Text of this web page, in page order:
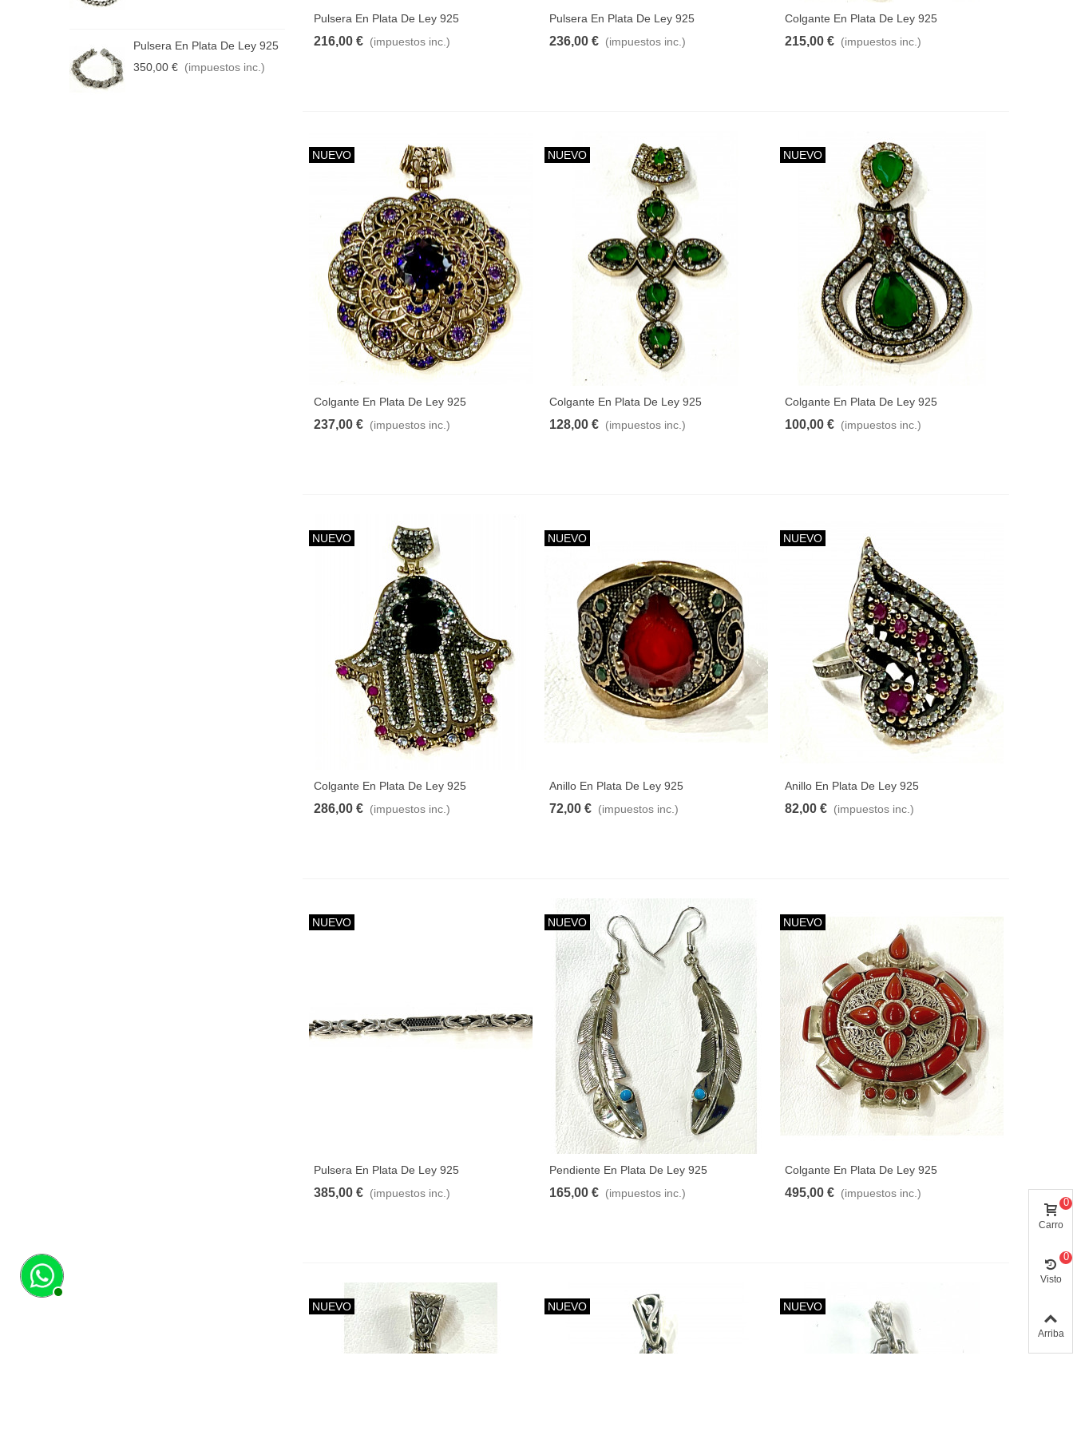
Pulsera En Plata De Ley 925
350,00 € (impuestos inc.)
Pulsera En Plata De Ley 925
925
128,00 € (impuestos inc.)
Pulsera En Plata De Ley 925
216,00 € (impuestos inc.)
Pulsera En Plata De Ley 925
236,00 € (impuestos inc.)
Colgante En Plata De Ley 925
215,00 € (impuestos inc.)
NUEVO
Colgante En Plata De Ley 925
237,00 € (impuestos inc.)
NUEVO
Colgante En Plata De Ley 925
128,00 € (impuestos inc.)
NUEVO
Colgante En Plata De Ley 925
100,00 € (impuestos inc.)
NUEVO
Colgante En Plata De Ley 925
286,00 € (impuestos inc.)
NUEVO
Anillo En Plata De Ley 925
72,00 € (impuestos inc.)
NUEVO
Anillo En Plata De Ley 925
82,00 € (impuestos inc.)
NUEVO
Pulsera En Plata De Ley 925
385,00 € (impuestos inc.)
NUEVO
Pendiente En Plata De Ley 925
165,00 € (impuestos inc.)
NUEVO
Colgante En Plata De Ley 925
495,00 € (impuestos inc.)
NUEVO NUEVO NUEVO
Carro
0
Visto
0
Arriba